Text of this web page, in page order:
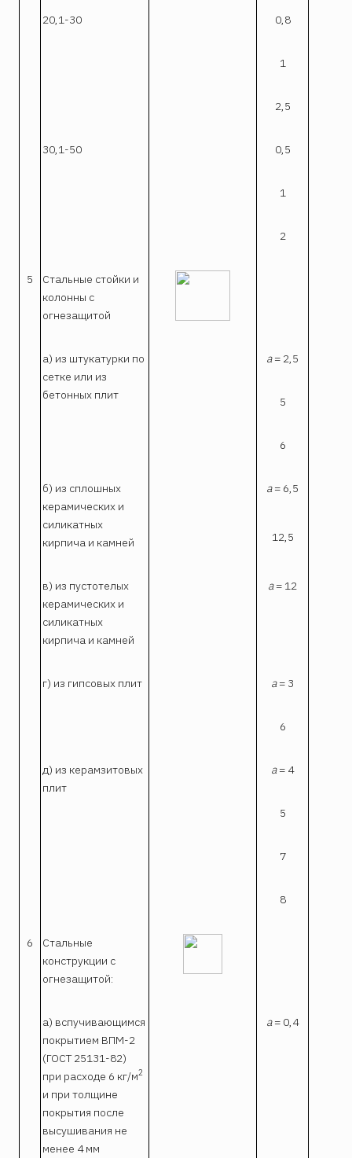
20,1-30 0,8
1
2,5
30,1-50 0,5
1
2
5
Стальные стойки и
колонны с
огнезащитой
а) из штукатурки по
сетке или из
бетонных плит
a= 2,5
5
6
б) из сплошных
керамических и
силикатных
кирпича и камней
a= 6,5
12,5
в) из пустотелых
керамических и
силикатных
кирпича и камней
a= 12
г) из гипсовых плит a= 3
6
д) из керамзитовых
плит
a= 4
5
7
8
6
Стальные
конструкции с
огнезащитой:
а) вспучивающимся
покрытием ВПМ-2
(ГОСТ 25131-82)
при расходе 6 кг/м2
и при толщине
покрытия после
высушивания не
менее 4 мм
a= 0,4